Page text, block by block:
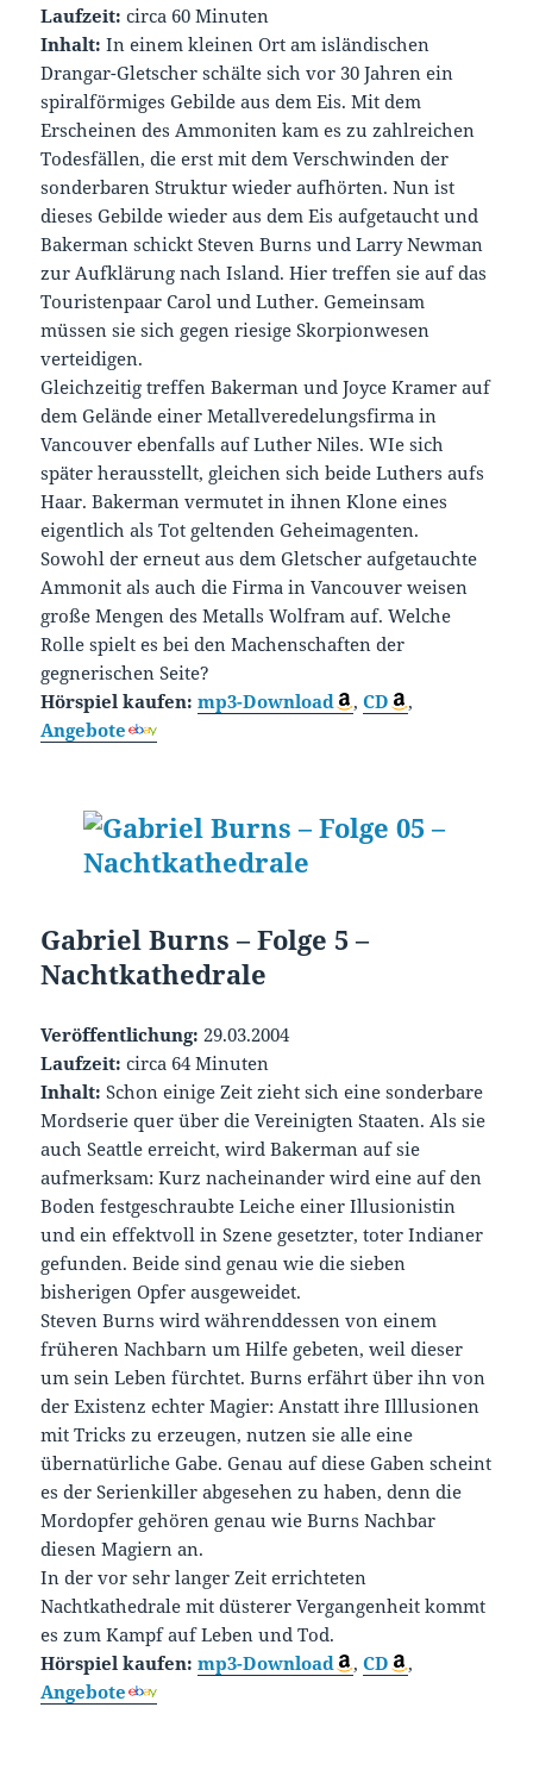
Laufzeit: circa 60 Minuten
Inhalt: In einem kleinen Ort am isländischen
Drangar-Gletscher schälte sich vor 30 Jahren ein
spiralförmiges Gebilde aus dem Eis. Mit dem
Erscheinen des Ammoniten kam es zu zahlreichen
Todesfällen, die erst mit dem Verschwinden der
sonderbaren Struktur wieder aufhörten. Nun ist
dieses Gebilde wieder aus dem Eis aufgetaucht und
Bakerman schickt Steven Burns und Larry Newman
zur Aufklärung nach Island. Hier treffen sie auf das
Touristenpaar Carol und Luther. Gemeinsam
müssen sie sich gegen riesige Skorpionwesen
verteidigen.
Gleichzeitig treffen Bakerman und Joyce Kramer auf
dem Gelände einer Metallveredelungsfirma in
Vancouver ebenfalls auf Luther Niles. WIe sich
später herausstellt, gleichen sich beide Luthers aufs
Haar. Bakerman vermutet in ihnen Klone eines
eigentlich als Tot geltenden Geheimagenten.
Sowohl der erneut aus dem Gletscher aufgetauchte
Ammonit als auch die Firma in Vancouver weisen
große Mengen des Metalls Wolfram auf. Welche
Rolle spielt es bei den Machenschaften der
gegnerischen Seite?
Hörspiel kaufen: mp3-Download ,CD
,
Angebote
Gabriel Burns – Folge 5 –
Nachtkathedrale
Veröffentlichung: 29.03.2004
Laufzeit: circa 64 Minuten
Inhalt: Schon einige Zeit zieht sich eine sonderbare
Mordserie quer über die Vereinigten Staaten. Als sie
auch Seattle erreicht, wird Bakerman auf sie
aufmerksam: Kurz nacheinander wird eine auf den
Boden festgeschraubte Leiche einer Illusionistin
und ein effektvoll in Szene gesetzter, toter Indianer
gefunden. Beide sind genau wie die sieben
bisherigen Opfer ausgeweidet.
Steven Burns wird währenddessen von einem
früheren Nachbarn um Hilfe gebeten, weil dieser
um sein Leben fürchtet. Burns erfährt über ihn von
der Existenz echter Magier: Anstatt ihre Illlusionen
mit Tricks zu erzeugen, nutzen sie alle eine
übernatürliche Gabe. Genau auf diese Gaben scheint
es der Serienkiller abgesehen zu haben, denn die
Mordopfer gehören genau wie Burns Nachbar
diesen Magiern an.
In der vor sehr langer Zeit errichteten
Nachtkathedrale mit düsterer Vergangenheit kommt
es zum Kampf auf Leben und Tod.
Hörspiel kaufen: mp3-Download ,CD
,
Angebote